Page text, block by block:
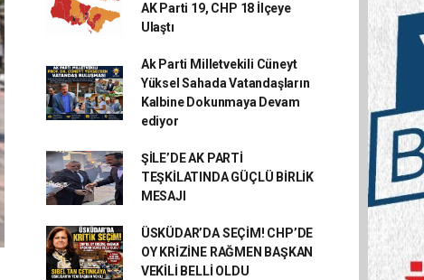
AK Parti 19, CHP 18 İlçeye
Ulaştı
Ak Parti Milletvekili Cüneyt
Yüksel Sahada Vatandaşların
Kalbine Dokunmaya Devam
ediyor
ŞİLE’DE AK PARTİ
TEŞKİLATINDA GÜÇLÜ BİRLİK
MESAJI
ÜSKÜDAR’DA SEÇİM! CHP’DE
OY KRİZİNE RAĞMEN BAŞKAN
VEKİLİ BELLİ OLDU